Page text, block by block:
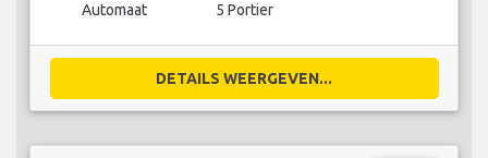
Automaat 5 Portier
DETAILS WEERGEVEN...